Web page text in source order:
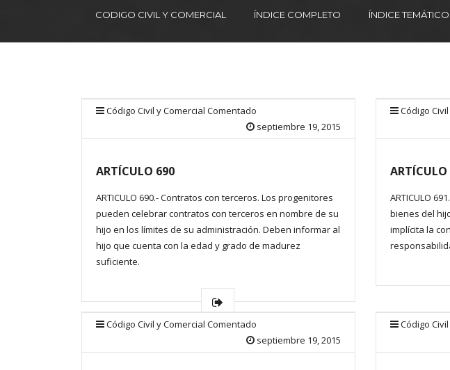
CODIGO CIVIL Y COMERCIAL ÍNDICE COMPLETO ÍNDICE TEMÁTICO
Código Civil y Comercial Comentado
septiembre 19, 2015
ARTÍCULO 690
ARTICULO 690.- Contratos con terceros. Los progenitores
pueden celebrar contratos con terceros en nombre de su
hijo en los límites de su administración. Deben informar al
hijo que cuenta con la edad y grado de madurez
suficiente.
Código
ARTÍCULO
ARTICULO
bienes del
implícita la
Código Civil y Comercial Comentado
septiembre 19, 2015
Código